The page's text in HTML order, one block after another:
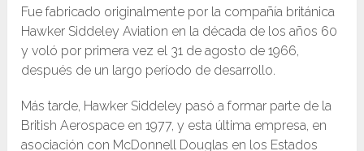
Fue fabricado originalmente por la compañía británica
Hawker Siddeley Aviation en la década de los años 60
y voló por primera vez el 31 de agosto de 1966,
después de un largo período de desarrollo.
Más tarde, Hawker Siddeley pasó a formar parte de la
British Aerospace en 1977, y esta última empresa, en
asociación con McDonnell Douglas en los Estados